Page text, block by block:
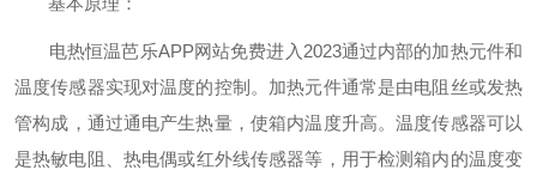
电热恒温芭乐APP网站免费进入2023通过内部的加热元件和
温度传感器实现对温度的控制。加热元件通常是由电阻丝或发热
管构成，通过通电产生热量，使箱内温度升高。温度传感器可以
是热敏电阻、热电偶或红外线传感器等，用于检测箱内的温度变